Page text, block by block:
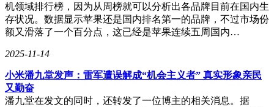
机领域排行榜，因为从周榜就可以分析出各品牌目前在国内生
存状况。数据显示苹果还是国内排名第一的品牌，不过市场份
额又滑落了一个百分点，这已经是苹果连续五周国内…
2025-11-14
小米潘九堂发声：雷军遭误解成“机会主义者” 真实形象亲民
又勤奋
潘九堂在发文的同时，还转发了一位博主的相关消息。据